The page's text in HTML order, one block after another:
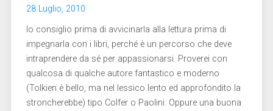
28 Luglio, 2010
Io consiglio prima di avvicinarla alla lettura prima di
impegnarla con i libri, perché è un percorso che deve
intraprendere da sé per appassionarsi. Proverei con
qualcosa di qualche autore fantastico e moderno
(Tolkien è bello, ma nel lessico lento ed approfondito la
stroncherebbe) tipo Colfer o Paolini. Oppure una buona